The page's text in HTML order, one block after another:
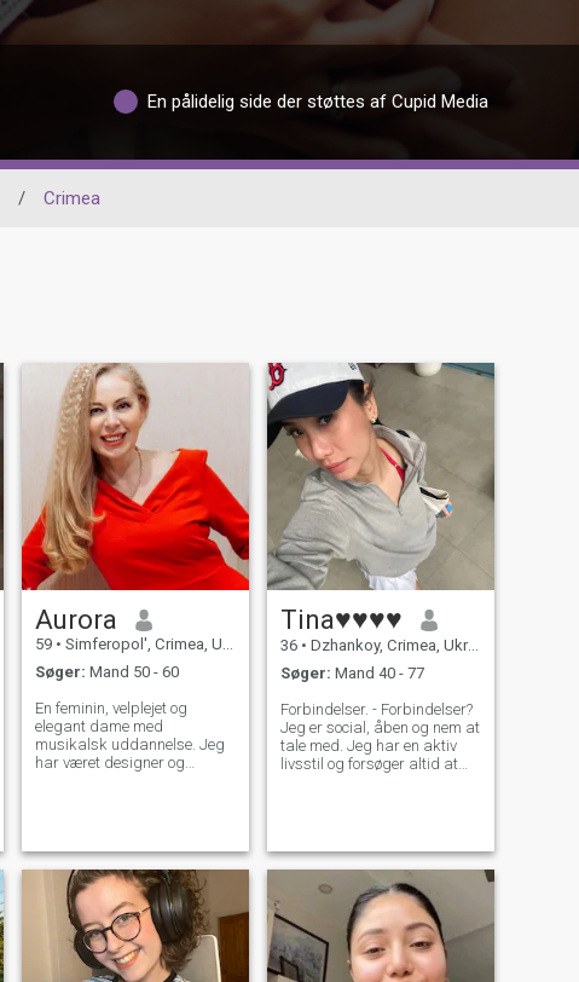
En pålidelig side der støttes af Cupid Media
/ Crimea
Aurora
59 • Simferopol', Crimea, Ukraine
Søger: Mand 50 - 60
En feminin, velplejet og
elegant dame med
musikalsk uddannelse. Jeg
har været designer og
kvinder. Europæiske shows
og publikationer af min
forfatters samlinger kan
findes i magasinerne
MARIKA, MALVIE... Jeg er
instruktør og
manuskriptforfatter af mit
Tina♥♥♥♥
36 • Dzhankoy, Crimea, Ukraine
Søger: Mand 40 - 77
Forbindelser. - Forbindelser?
Jeg er social, åben og nem at
tale med. Jeg har en aktiv
livsstil og forsøger altid at
og hjælpsom. Jeg
værdsætter ærlighed,
respekt og loyalitet i forhold.
Jeg nyder at lære nye ting, at
rejse, at være sammen med
mine kære og at skabe gode
minder sammen med dem.